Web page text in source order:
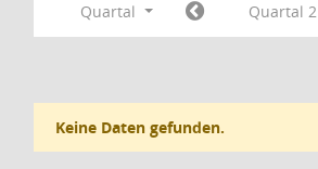
Quartal Quartal 2
Keine Daten gefunden.